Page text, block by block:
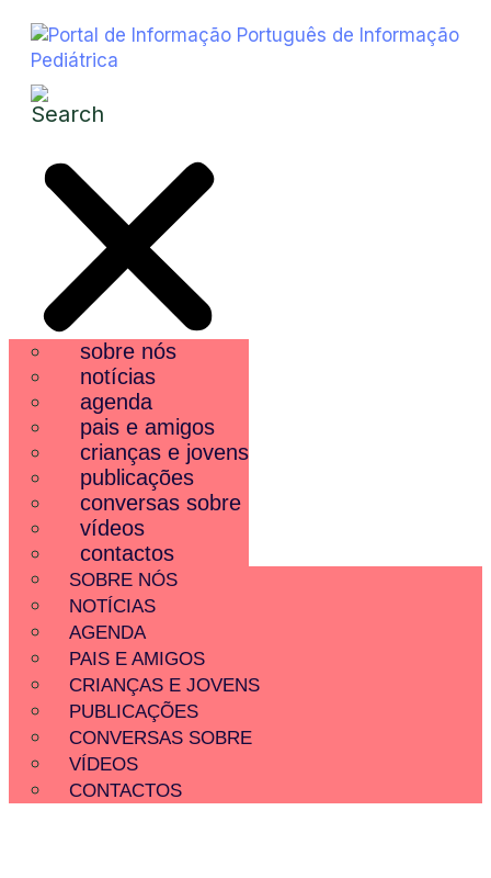
sobre nós
notícias
agenda
pais e amigos
crianças e jovens
publicações
conversas sobre
vídeos
contactos
SOBRE NÓS
NOTÍCIAS
AGENDA
PAIS E AMIGOS
CRIANÇAS E JOVENS
PUBLICAÇÕES
CONVERSAS SOBRE
VÍDEOS
CONTACTOS